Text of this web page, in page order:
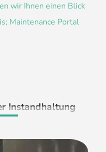
wir Ihnen einen Blick
Maintenance Portal
Instandhaltung